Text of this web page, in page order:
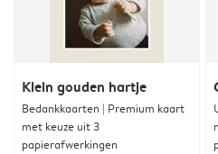
Klein gouden hartje
Bedankkaarten | Premium kaart
met keuze uit 3
papierafwerkingen